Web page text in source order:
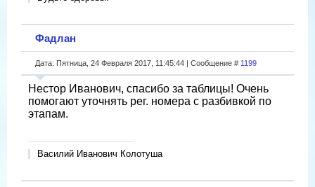
Фадлан
Дата: Пятница, 24 Февраля 2017, 11:45:44 | Сообщение # 1199
Нестор Иванович, спасибо за таблицы! Очень
помогают уточнять рег. номера с разбивкой по
этапам.
Василий Иванович Колотуша